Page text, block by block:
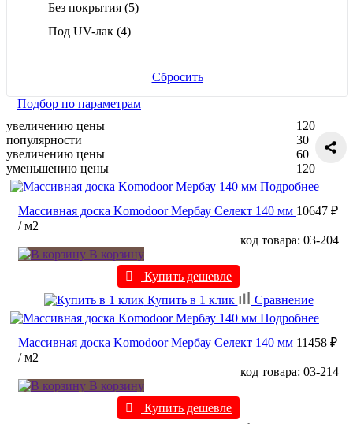
Без покрытия (5)
Под UV-лак (4)
Сбросить
Подбор по параметрам
увеличению цены
популярности
увеличению цены
уменьшению цены
120
30
60
120
Подробнее
Массивная доска Komodoor Мербау Селект 140 мм 10647 ₽
/ м2
код товара: 03-204
В корзину
Купить дешевле
Купить в 1 клик
Сравнение
Подробнее
Массивная доска Komodoor Мербау Селект 140 мм 11458 ₽
/ м2
код товара: 03-214
В корзину
Купить дешевле